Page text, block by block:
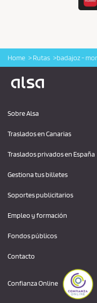
Home Rutas badajoz -
Sobre Alsa
Traslados en Canarias
Traslados privados en España
Gestiona tus billetes
Soportes publicitarios
Empleo y formación
Fondos públicos
Contacto
Confianza Online